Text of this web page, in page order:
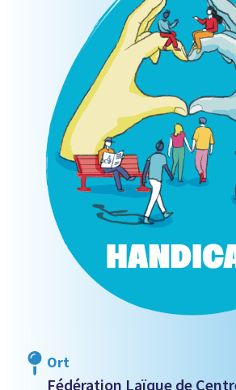
Ort
Fédération Laïque de